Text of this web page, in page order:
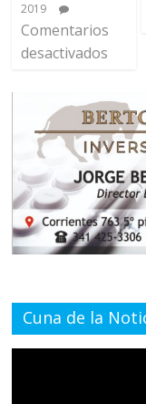
2019
Comentarios
desactivados
Cuna de la